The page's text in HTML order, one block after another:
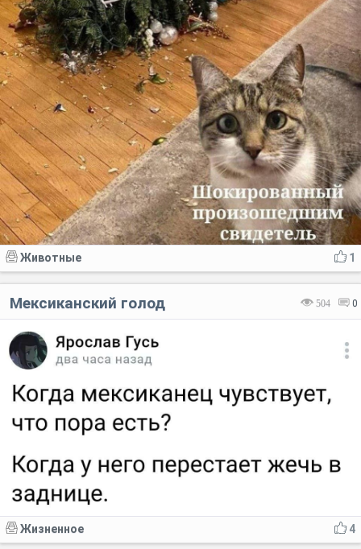
1
Животные
504 0
Мексиканский голод
4
Жизненное